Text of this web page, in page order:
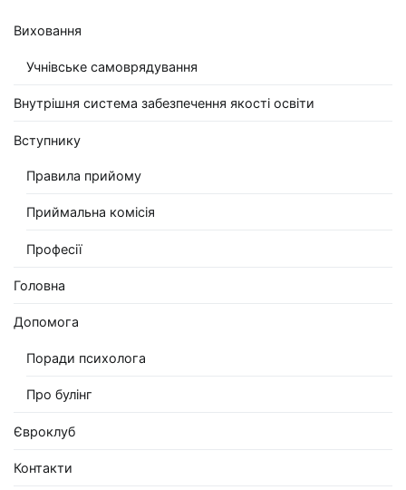
Виховання
Учнівське самоврядування
Внутрішня система забезпечення якості освіти
Вступнику
Правила прийому
Приймальна комісія
Професії
Головна
Допомога
Поради психолога
Про булінг
Євроклуб
Контакти